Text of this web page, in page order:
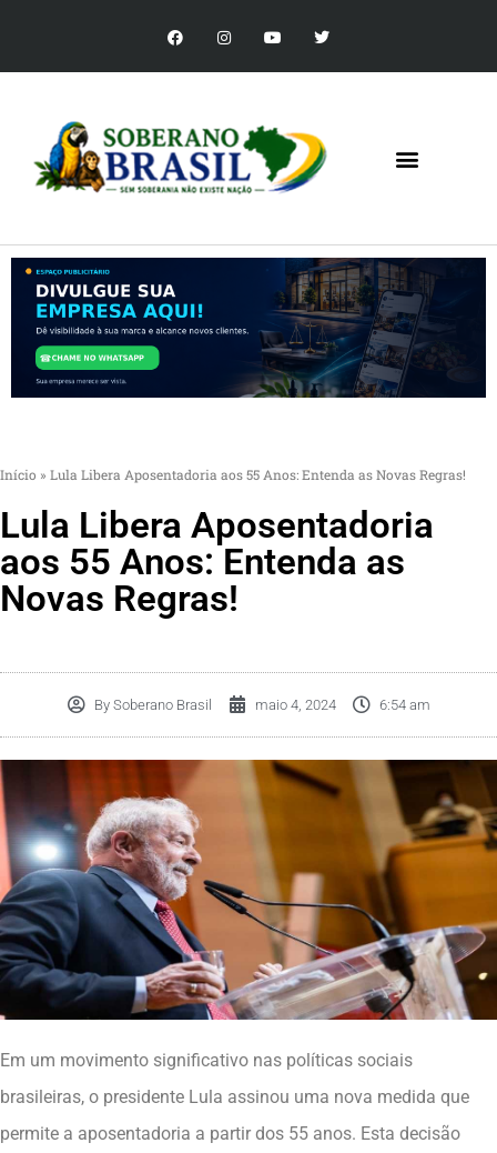
Início » Lula Libera Aposentadoria aos 55 Anos: Entenda as Novas Regras!
Lula Libera Aposentadoria
aos 55 Anos: Entenda as
Novas Regras!
BySoberano Brasil maio 4, 2024 6:54 am
Em um movimento significativo nas políticas sociais
brasileiras, o presidente Lula assinou uma nova medida que
permite a aposentadoria a partir dos 55 anos. Esta decisão